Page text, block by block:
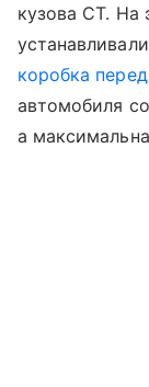
кузова СТ. На
коробка
автомобиля
а